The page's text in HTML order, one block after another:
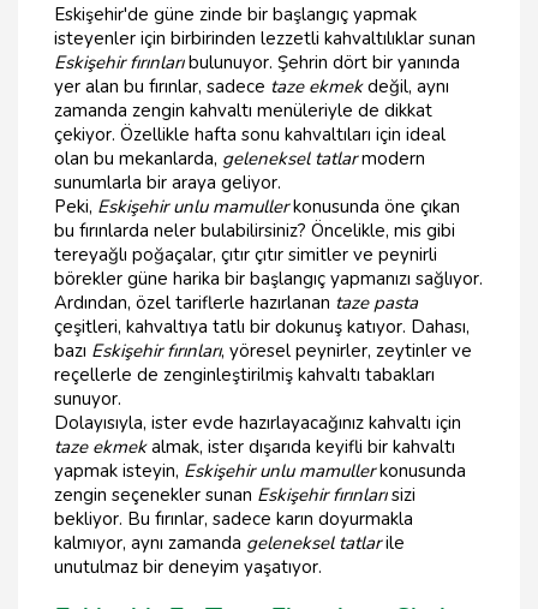
Eskişehir'de güne zinde bir başlangıç yapmak
isteyenler için birbirinden lezzetli kahvaltılıklar sunan
Eskişehir fırınlarıbulunuyor. Şehrin dört bir yanında
yer alan bu fırınlar, sadece taze ekmekdeğil, aynı
zamanda zengin kahvaltı menüleriyle de dikkat
çekiyor. Özellikle hafta sonu kahvaltıları için ideal
olan bu mekanlarda, geleneksel tatlarmodern
sunumlarla bir araya geliyor.
Peki, Eskişehir unlu mamullerkonusunda öne çıkan
bu fırınlarda neler bulabilirsiniz? Öncelikle, mis gibi
tereyağlı poğaçalar, çıtır çıtır simitler ve peynirli
börekler güne harika bir başlangıç yapmanızı sağlıyor.
Ardından, özel tariflerle hazırlanan taze pasta
çeşitleri, kahvaltıya tatlı bir dokunuş katıyor. Dahası,
bazı Eskişehir fırınları, yöresel peynirler, zeytinler ve
reçellerle de zenginleştirilmiş kahvaltı tabakları
sunuyor.
Dolayısıyla, ister evde hazırlayacağınız kahvaltı için
taze ekmekalmak, ister dışarıda keyifli bir kahvaltı
yapmak isteyin, Eskişehir unlu mamullerkonusunda
zengin seçenekler sunan Eskişehir fırınlarısizi
bekliyor. Bu fırınlar, sadece karın doyurmakla
kalmıyor, aynı zamanda geleneksel tatlarile
unutulmaz bir deneyim yaşatıyor.